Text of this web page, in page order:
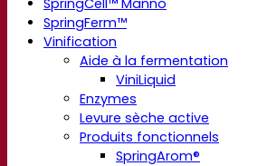
SpringFerm™
Vinification
Aide à la fermentation
ViniLiquid
Enzymes
Levure sèche active
Produits fonctionnels
SpringArom®